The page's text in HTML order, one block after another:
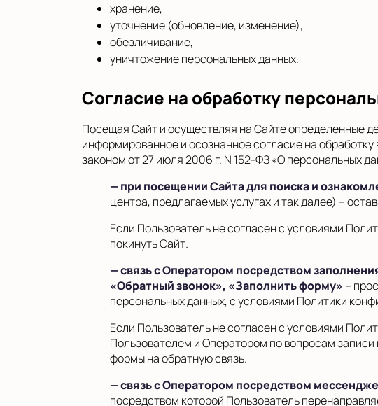
хранение,
уточнение (обновление, изменение),
обезличивание,
уничтожение персональных данных.
Согласие на обработку
Посещая Сайт и осуществляя на Сайте определенные
информированное и осознанное согласие на
законом от 27 июля 2006 г. N 152-ФЗ «О персональных
— при посещении Сайта для поиска и
центра, предлагаемых услугах и так далее) –
Если Пользователь не согласен с условиями
покинуть Сайт.
— связь с Оператором посредством
«Обратный звонок», «Заполнить форму» –
персональных данных, с условиями Политики
Если Пользователь не согласен с условиями
Пользователем и Оператором по вопросам
формы на обратную связь.
— связь с Оператором посредством
посредством которой Пользователь